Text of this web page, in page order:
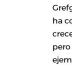
ha